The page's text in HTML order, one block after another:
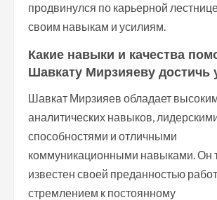
продвинулся по карьерной
своим навыкам и усилиям.
Какие навыки и качества
Шавкату Мирзияеву достичь
Шавкат Мирзияев обладает
аналитических навыков,
способностями и отличными
коммуникационными навыками. Он
известен своей преданностью
стремлением к постоянному